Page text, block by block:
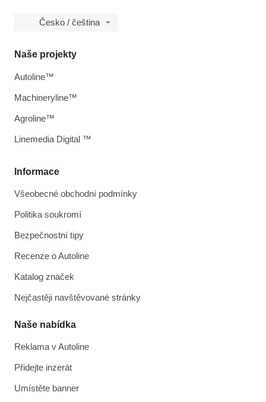
Česko / čeština
Informace
Všeobecné obchodní podmínky
Politika soukromí
Bezpečnostní tipy
Recenze o Autoline
Katalog značek
Nejčastěji navštěvované stránky
Naše nabídka
Reklama v Autoline
Přidejte inzerát
Umístěte banner
Naše projekty
Autoline™
Machineryline™
Agroline™
Linemedia Digital ™